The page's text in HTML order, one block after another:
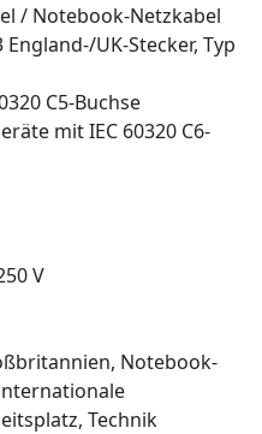
/ Notebook-Netzkabel
UK-Stecker, Typ
C5-Buchse
mit IEC 60320 C6-
V
Notebook-
Technik